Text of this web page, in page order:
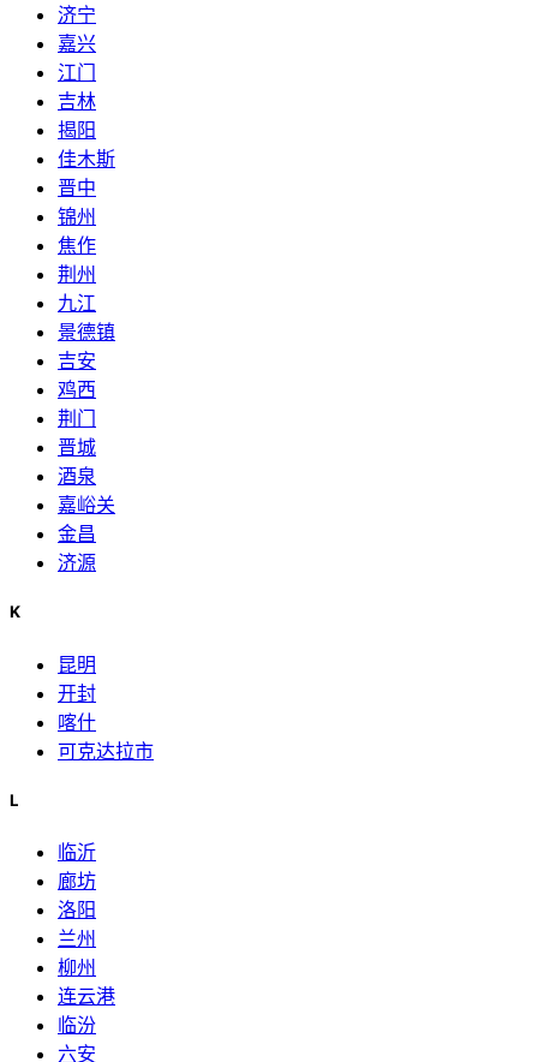
济宁
嘉兴
江门
吉林
揭阳
佳木斯
晋中
锦州
焦作
荆州
九江
景德镇
吉安
鸡西
荆门
晋城
酒泉
嘉峪关
金昌
济源
K
昆明
开封
喀什
可克达拉市
L
临沂
廊坊
洛阳
兰州
柳州
连云港
临汾
六安